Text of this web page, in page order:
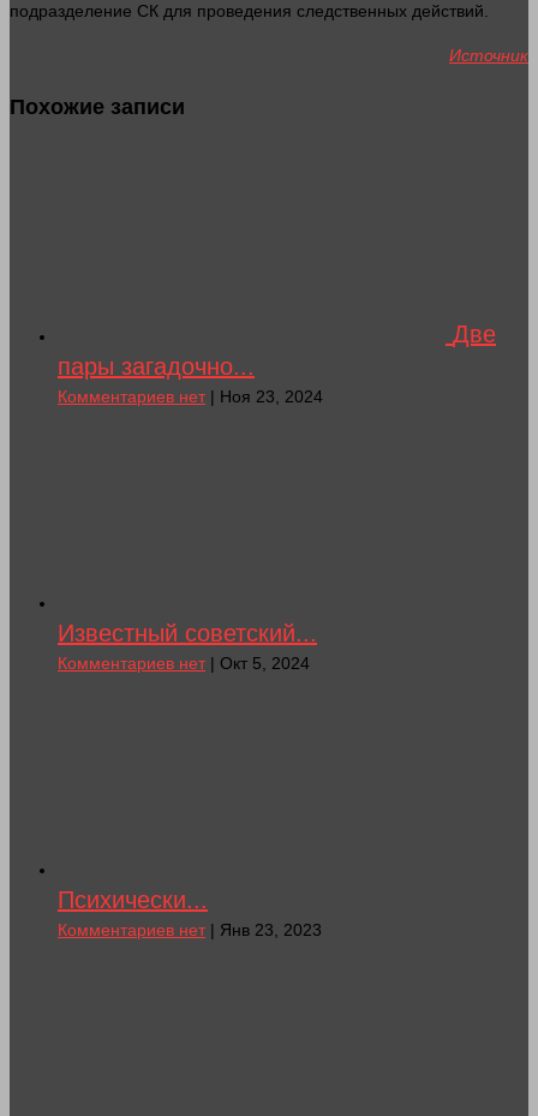
подразделение СК для проведения следственных действий.
Источник
Похожие записи
Две
пары загадочно...
Комментариев нет| Ноя 23, 2024
Известный советский...
Комментариев нет| Окт 5, 2024
Психически...
Комментариев нет| Янв 23, 2023